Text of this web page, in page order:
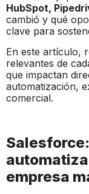
HubSpot,
cambió y qué
clave para
En este artículo,
relevantes de
que impactan
automatización,
comercial.
empresa